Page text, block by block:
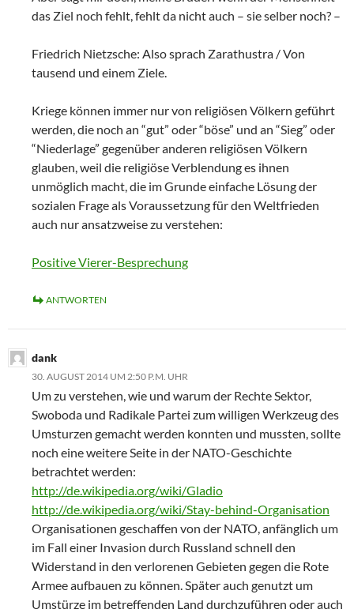
das Ziel noch fehlt, fehlt da nicht auch – sie selber noch? –
Friedrich Nietzsche: Also sprach Zarathustra / Von
tausend und einem Ziele.
Kriege können immer nur von religiösen Völkern geführt
werden, die noch an “gut” oder “böse” und an “Sieg” oder
“Niederlage” gegenüber anderen religiösen Völkern
glauben, weil die religiöse Verblendung es ihnen
unmöglich macht, die im Grunde einfache Lösung der
sozialen Frage als Voraussetzung für den Weltfrieden
auch nur ansatzweise zu verstehen:
Positive Vierer-Besprechung
ANTWORTEN
dank
30. AUGUST 2014 UM 2:50 P.M. UHR
Um zu verstehen, wie und warum der Rechte Sektor,
Swoboda und Radikale Partei zum willigen Werkzeug des
Umsturzen gemacht werden konnten und mussten, sollte
noch eine weitere Seite in der NATO-Geschichte
betrachtet werden:
http://de.wikipedia.org/wiki/Gladio
http://de.wikipedia.org/wiki/Stay-behind-Organisation
Organisationen geschaffen von der NATO, anfänglich um
im Fall einer Invasion durch Russland schnell den
Widerstand in den verlorenen Gebieten gegen die Rote
Armee aufbauen zu können. Später auch genutzt um
Umstürze im betreffenden Land durchzuführen oder auch